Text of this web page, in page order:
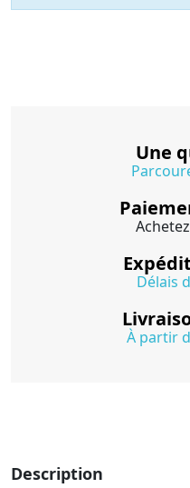
Une
Délais
À partir
Description